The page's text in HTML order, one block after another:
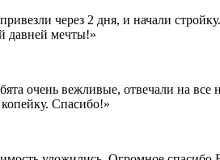
через 2 дня, и начали
давней мечты!»
очень вежливые, отвечали на
Спасибо!»